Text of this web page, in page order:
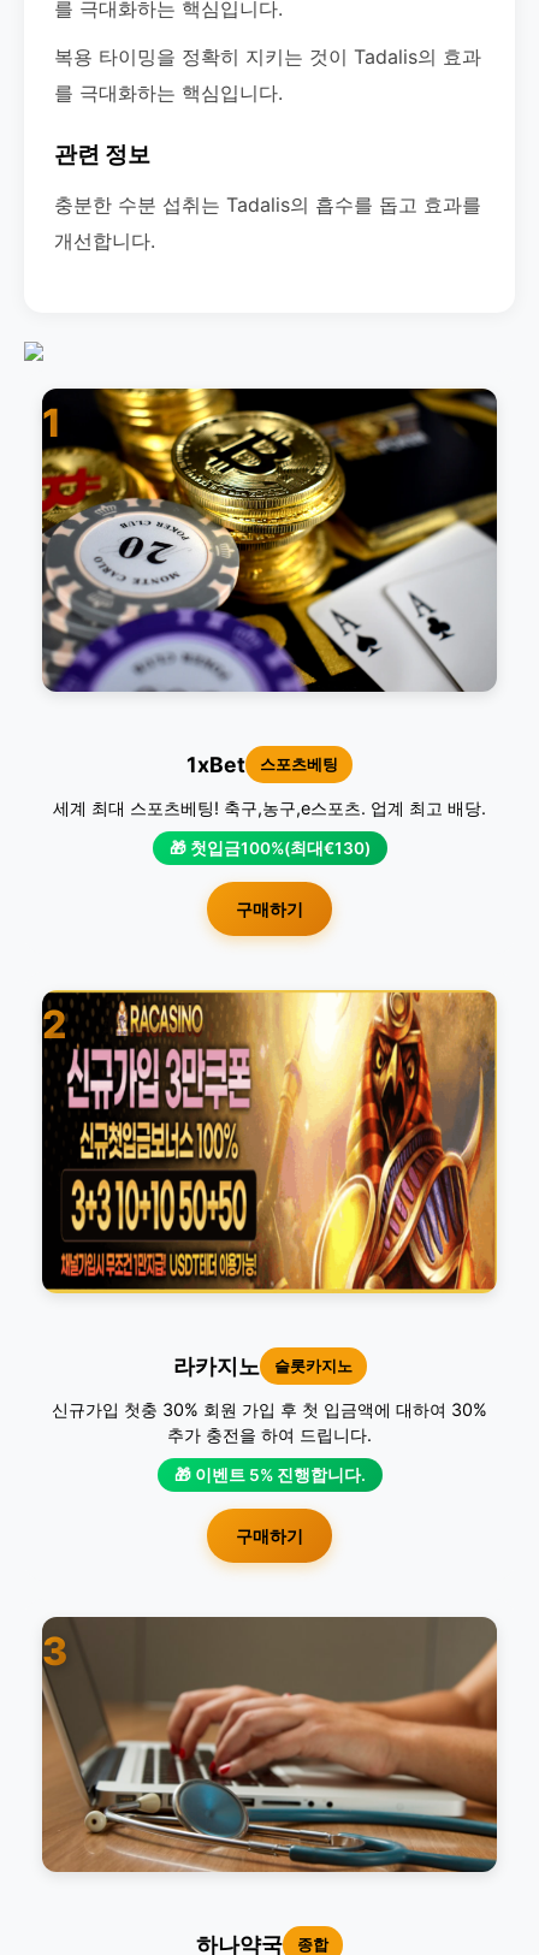
를 극대화하는 핵심입니다.
복용 타이밍을 정확히 지키는 것이 Tadalis의 효과
를 극대화하는 핵심입니다.
관련 정보
충분한 수분 섭취는 Tadalis의 흡수를 돕고 효과를
개선합니다.
1
1xBet 스포츠베팅
세계 최대 스포츠베팅! 축구,농구,e스포츠. 업계 최고 배당.
🎁 첫입금100%(최대€130)
구매하기
2
라카지노 슬롯카지노
신규가입 첫충 30% 회원 가입 후 첫 입금액에 대하여 30%
추가 충전을 하여 드립니다.
🎁 이벤트 5% 진행합니다.
구매하기
3
하나약국 종합